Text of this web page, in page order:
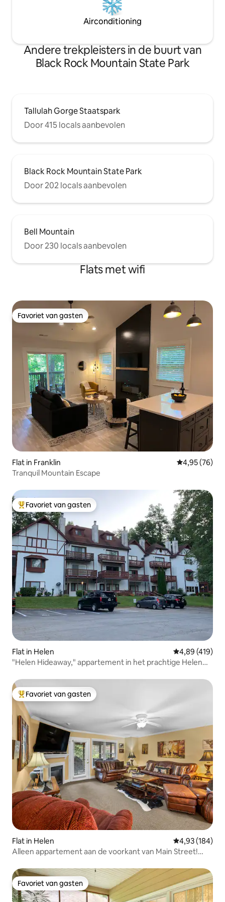
Airconditioning
Andere trekpleisters in de buurt van
Black Rock Mountain State Park
Tallulah Gorge Staatspark
Door 415 locals aanbevolen
Black Rock Mountain State Park
Door 202 locals aanbevolen
Bell Mountain
Door 230 locals aanbevolen
Flats met wifi
Favoriet van gasten
Favoriet van gasten
Flat in Franklin Gemiddelde
4,95 (76)
Tranquil Mountain Escape
Topfavoriet van gasten
Favoriet van gasten
Flat in Helen Gemiddelde
4,89 (419)
"Helen Hideaway," appartement in het prachtige Helen
Topfavoriet van gasten
Favoriet van gasten
Flat in Helen Gemiddelde
4,93 (184)
Alleen appartement aan de voorkant van Main Street!
Favoriet van gasten
Favoriet van gasten